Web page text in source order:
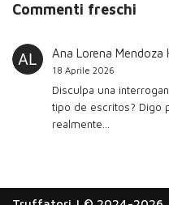
Commenti freschi
Ana Lorena Mendoza
18 Aprile 2026
Disculpa una
tipo de escritos? Digo
realmente…